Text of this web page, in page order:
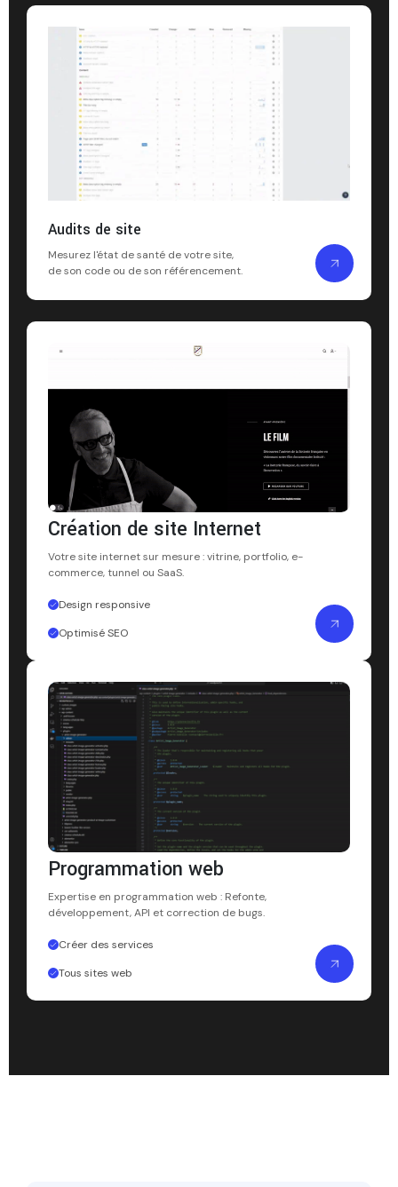
Audits de site
Mesurez l'état de santé de votre site,
de son code ou de son référencement.
Création de site Internet
Votre site internet sur mesure : vitrine, portfolio, e-
commerce, tunnel ou SaaS.
Design responsive
Optimisé SEO
Programmation web
Expertise en programmation web : Refonte,
développement, API et correction de bugs.
Créer des services
Tous sites web